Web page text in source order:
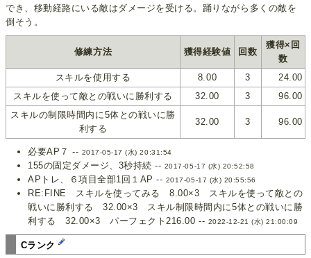
でき、移動経路にいる敵はダメージを受ける。踊りながら多くの敵を
倒そう。
修練方法 獲得経験値 回数
獲得×回
数
スキルを使用する
8.00 3
24.00
スキルを使って敵との戦いに勝利する
32.00 3
96.00
スキルの制限時間内に5体との戦いに勝
利する
32.00 3 96.00
必要AP７ -- 2017-05-17 (水) 20:31:54
155の固定ダメージ、3秒持続 -- 2017-05-17 (水) 20:52:58
APトレ、６項目全部1回１AP -- 2017-05-17 (水) 20:55:56
RE:FINE スキルを使ってみる 8.00×3 スキルを使って敵との
戦いに勝利する 32.00×3 スキル制限時間内に5体との戦いに勝
利する 32.00×3 パーフェクト216.00 -- 2022-12-21 (水) 21:00:09
Cランク